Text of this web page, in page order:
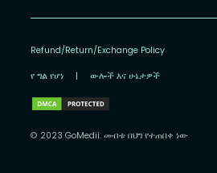
Refund/Return/Exchange Policy
የ ግል የሆነ | ውሎች እና ሁኔታዎች
© 2023 GoMedii. መብቱ በህግ የተጠበቀ ነው